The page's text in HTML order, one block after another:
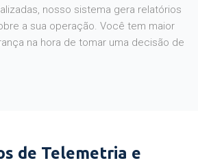
nosso sistema gera relatórios
a sua operação. Você tem maior
na hora de tomar uma decisão de
de Telemetria e